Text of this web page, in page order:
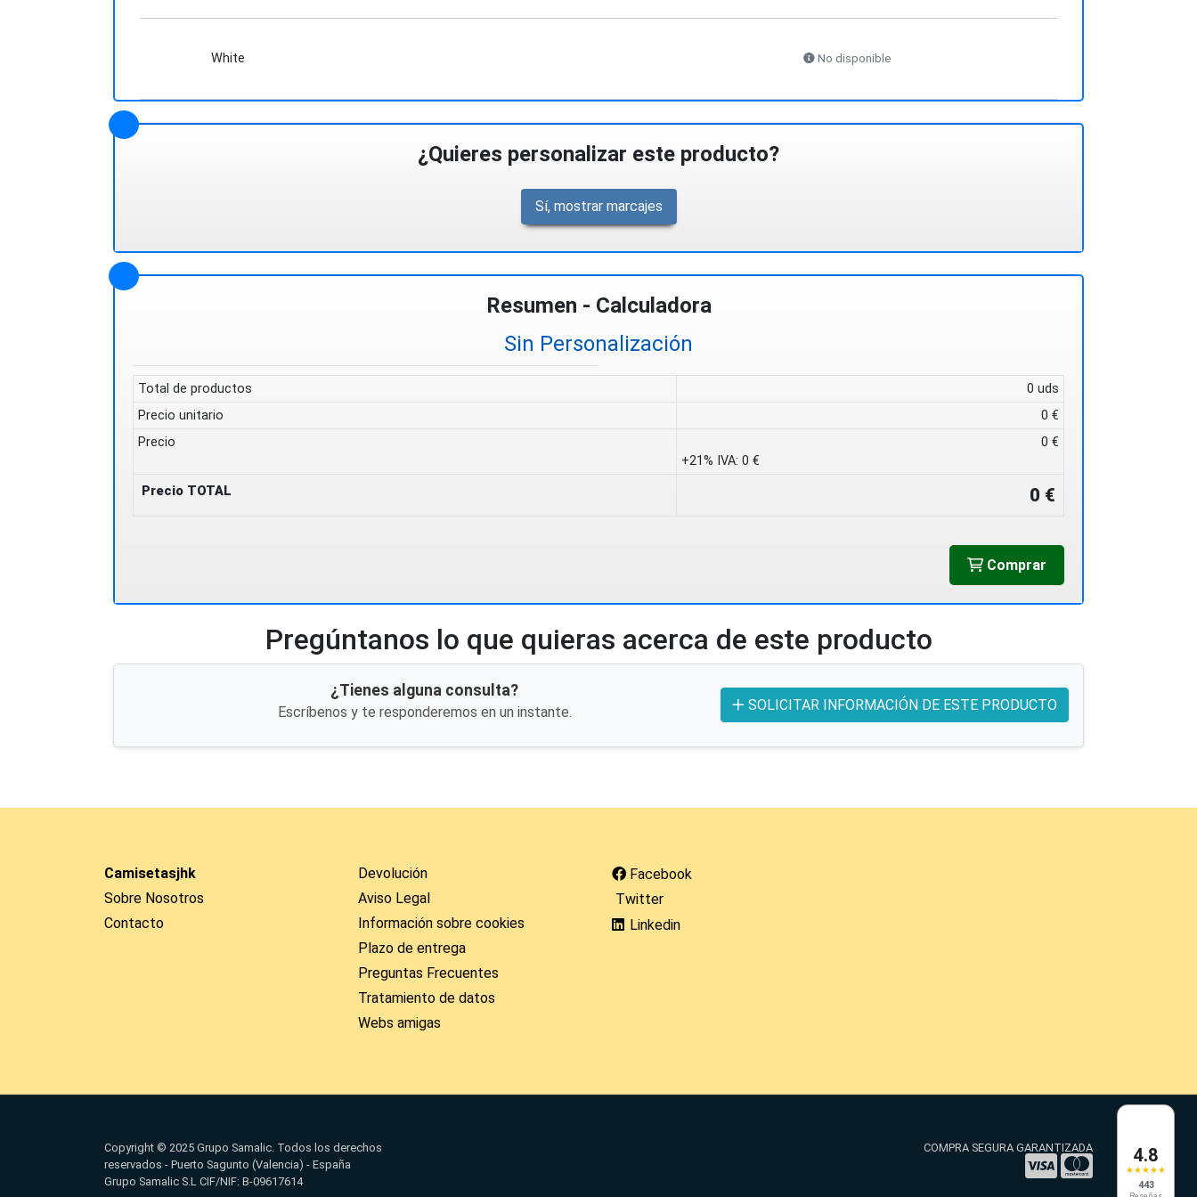
4.8
★★★★★
443
White No disponible
¿Quieres personalizar este producto?
Sí, mostrar marcajes
Resumen - Calculadora
Sin Personalización
Total de productos
0 uds
Precio unitario
0 €
Precio
0 €
+21% IVA: 0 €
Precio TOTAL
0 €
Comprar
Pregúntanos lo que quieras acerca de este producto
¿Tienes alguna consulta?
Escríbenos y te responderemos en un instante. SOLICITAR INFORMACIÓN DE ESTE PRODUCTO
Camisetasjhk
Sobre Nosotros
Contacto
Devolución
Aviso Legal
Información sobre cookies
Plazo de entrega
Preguntas Frecuentes
Tratamiento de datos
Webs amigas
Facebook
Twitter
Linkedin
Copyright © 2025 Grupo Samalic. Todos los derechos
reservados - Puerto Sagunto (Valencia) - España
Grupo Samalic S.L CIF/NIF: B-09617614
COMPRA SEGURA GARANTIZADA